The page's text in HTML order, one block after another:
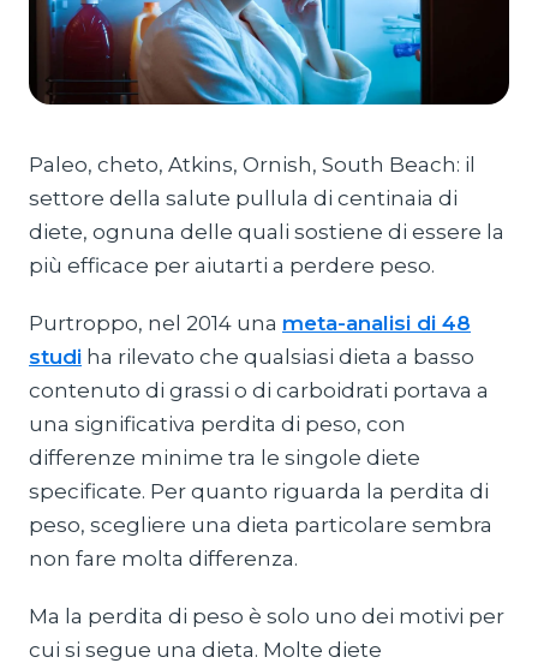
Paleo, cheto, Atkins, Ornish, South Beach: il
settore della salute pullula di centinaia di
diete, ognuna delle quali sostiene di essere la
più efficace per aiutarti a perdere peso.
Purtroppo, nel 2014 una meta-analisi di 48
studi ha rilevato che qualsiasi dieta a basso
contenuto di grassi o di carboidrati portava a
una significativa perdita di peso, con
differenze minime tra le singole diete
specificate. Per quanto riguarda la perdita di
peso, scegliere una dieta particolare sembra
non fare molta differenza.
Ma la perdita di peso è solo uno dei motivi per
cui si segue una dieta. Molte diete